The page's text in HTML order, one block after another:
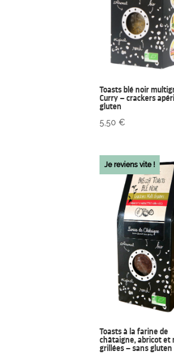
Toasts blé noir
Curry – crackers
gluten
5,50€
Je reviens vite !
Toasts à la farine de
châtaigne, abricot et
grillées – sans gluten